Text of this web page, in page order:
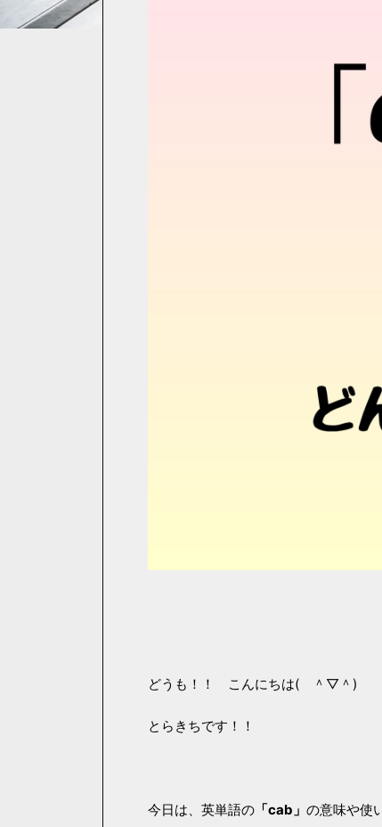
どうも！！ こんにちは( ＾▽＾)
とらきちです！！
今日は、英単語の 「cab」 の意味や使